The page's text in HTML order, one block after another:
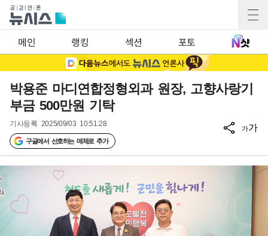
메인 랭킹 섹션 포토
박용준 마디연합정형외과 원장, 고향사랑기
부금 500만원 기탁
기사등록 2025/09/03 10:51:28
구글에서 선호하는 매체로 추가
가가